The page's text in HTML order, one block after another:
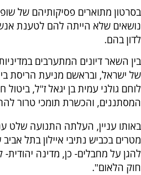
בסרטון מתוארים פסיקותיהם של
נושאים שלא הייתה להם לטענת
לדון בהם.
בין השאר דיונים המתערבים
של ישראל, ובראשם מניעת הריסת
לוחם גולני עמית בן יגאל ז"ל, ביטול
המסתננים, והכשרת תומכי טרור
מטרים בכביש נתיבי איילון בתל
להגן על מחבלים- כן, מדינה
חוק הלאום".